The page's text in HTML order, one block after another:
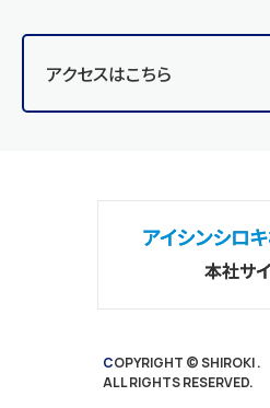
アクセスはこちら
COPYRIGHT © SHIROKI .
ALL RIGHTS RESERVED.